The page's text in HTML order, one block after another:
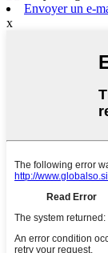
Envoyer un e-
x